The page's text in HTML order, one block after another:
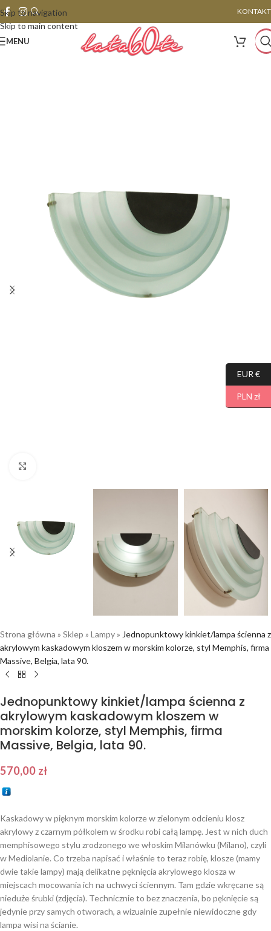
Skip to navigation
Skip to main content
KONTAKT
MENU
Strona główna » Sklep » Lampy» Jednopunktowy kinkiet/lampa ścienna z
akrylowym kaskadowym kloszem w morskim kolorze, styl Memphis, firma
Massive, Belgia, lata 90.
Jednopunktowy kinkiet/lampa ścienna z
akrylowym kaskadowym kloszem w
morskim kolorze, styl Memphis, firma
Massive, Belgia, lata 90.
570,00 zł
Kaskadowy w pięknym morskim kolorze w zielonym odcieniu klosz
akrylowy z czarnym półkolem w środku robi całą lampę. Jest w nich duch
memphisowego stylu zrodzonego we włoskim Milanówku (Milano), czyli
w Mediolanie. Co trzeba napisać i właśnie to teraz robię, klosze (mamy
dwie takie lampy) mają delikatne pęknięcia akrylowego klosza w
miejscach mocowania ich na uchwyci ściennym. Tam gdzie wkręcane są
nieduże śrubki (zdjęcia). Technicznie to bez znaczenia, bo pęknięcie są
jedynie przy samych otworach, a wizualnie zupełnie niewidoczne gdy
lampa wisi na ścianie.
EUR €
PLN zł